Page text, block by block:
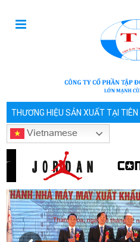
THƯƠNG HIỆU SẢN XUẤT TẠI TIÊN
Vietnamese